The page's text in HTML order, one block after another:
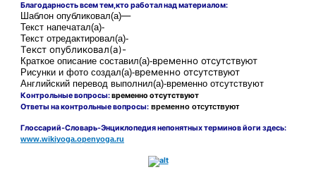
Благодарность всем тем,кто работал над материалом:
Шаблонопубликовал(а)—
Текст напечатал(а)-
Текст отредактировал(а)-
Текст опубликовал(а)-
Краткое описание составил(а)-временно отсутствуют
Рисунки и фото создал(а)-временно отсутствуют
Английский перевод выполнил(а)-временно отсутствуют
Контрольные вопросы:временно отсутствуют
Ответы на контрольные вопросы: временно отсутствуют
Глоссарий-Словарь-Энциклопедия непонятных терминов йоги здесь:
www.wikiyoga.openyoga.ru